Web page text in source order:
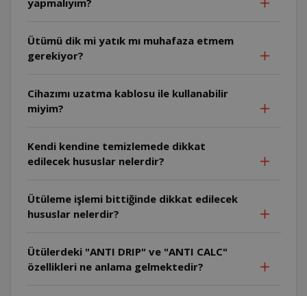
Ütümü dik mi yatık mı muhafaza etmem
gerekiyor?
Cihazımı uzatma kablosu ile kullanabilir
miyim?
Kendi kendine temizlemede dikkat
edilecek hususlar nelerdir?
Ütüleme işlemi bittiğinde dikkat edilecek
hususlar nelerdir?
Ütülerdeki "ANTI DRIP" ve "ANTI CALC"
özellikleri ne anlama gelmektedir?